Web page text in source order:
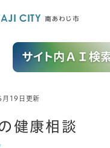
19日更新
健康相談